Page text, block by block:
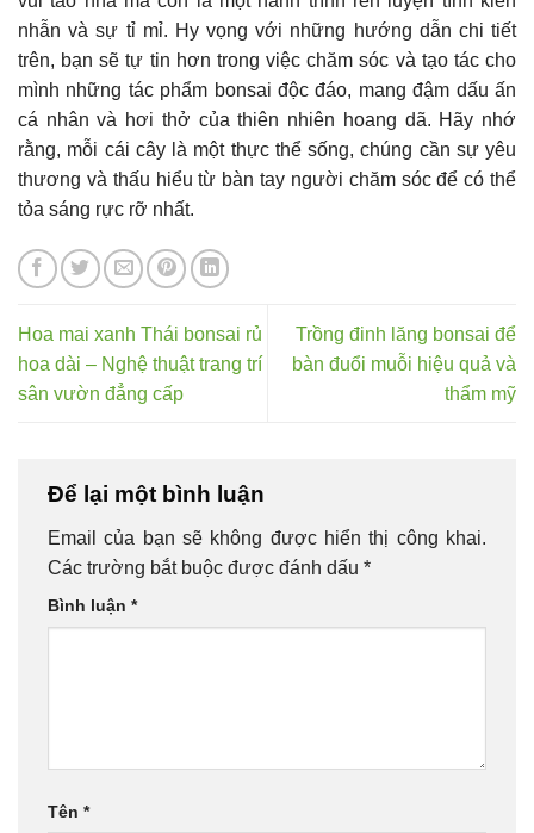
nhẫn và sự tỉ mỉ. Hy vọng với những hướng dẫn chi tiết
trên, bạn sẽ tự tin hơn trong việc chăm sóc và tạo tác cho
mình những tác phẩm bonsai độc đáo, mang đậm dấu ấn
cá nhân và hơi thở của thiên nhiên hoang dã. Hãy nhớ
rằng, mỗi cái cây là một thực thể sống, chúng cần sự yêu
thương và thấu hiểu từ bàn tay người chăm sóc để có thể
tỏa sáng rực rỡ nhất.
Hoa mai xanh Thái bonsai rủ
hoa dài – Nghệ thuật trang trí
sân vườn đẳng cấp
Trồng đinh lăng bonsai để
bàn đuổi muỗi hiệu quả và
thẩm mỹ
Để lại một bình luận
Email của bạn sẽ không được hiển thị công khai.
Các trường bắt buộc được đánh dấu *
Bình luận *
Tên *